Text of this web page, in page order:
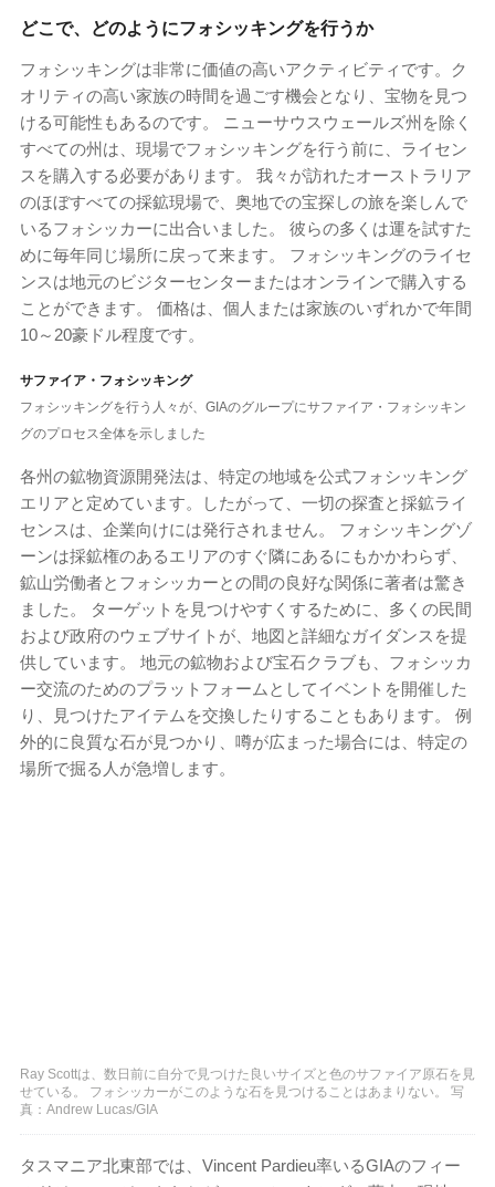
どこで、どのようにフォシッキングを行うか
フォシッキングは非常に価値の高いアクティビティです。ク
オリティの高い家族の時間を過ごす機会となり、宝物を見つ
ける可能性もあるのです。 ニューサウスウェールズ州を除く
すべての州は、現場でフォシッキングを行う前に、ライセン
スを購入する必要があります。 我々が訪れたオーストラリア
のほぼすべての採鉱現場で、奥地での宝探しの旅を楽しんで
いるフォシッカーに出合いました。 彼らの多くは運を試すた
めに毎年同じ場所に戻って来ます。 フォシッキングのライセ
ンスは地元のビジターセンターまたはオンラインで購入する
ことができます。 価格は、個人または家族のいずれかで年間
10～20豪ドル程度です。
サファイア・フォシッキング
フォシッキングを行う人々が、GIAのグループにサファイア・フォシッキン
グのプロセス全体を示しました
各州の鉱物資源開発法は、特定の地域を公式フォシッキング
エリアと定めています。したがって、一切の探査と採鉱ライ
センスは、企業向けには発行されません。 フォシッキングゾ
ーンは採鉱権のあるエリアのすぐ隣にあるにもかかわらず、
鉱山労働者とフォシッカーとの間の良好な関係に著者は驚き
ました。 ターゲットを見つけやすくするために、多くの民間
および政府のウェブサイトが、地図と詳細なガイダンスを提
供しています。 地元の鉱物および宝石クラブも、フォシッカ
ー交流のためのプラットフォームとしてイベントを開催した
り、見つけたアイテムを交換したりすることもあります。 例
外的に良質な石が見つかり、噂が広まった場合には、特定の
場所で掘る人が急増します。
Ray Scottは、数日前に自分で見つけた良いサイズと色のサファイア原石を見
せている。 フォシッカーがこのような石を見つけることはあまりない。 写
真：Andrew Lucas/GIA
タスマニア北東部では、Vincent Pardieu率いるGIAのフィー